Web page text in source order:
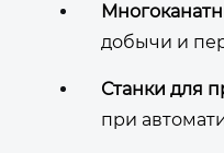
добычи и
Станки для
при